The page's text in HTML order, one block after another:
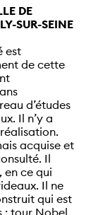
DE
SUR-SEINE
est
de cette
d’études
Il n’y a
acquise et
Il
en ce qui
Il ne
qui est
: tour Nobel,